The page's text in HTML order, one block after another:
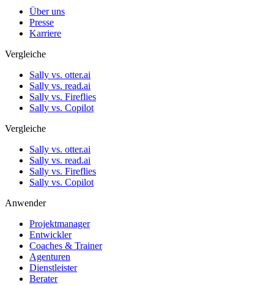
Über uns
Presse
Karriere
Vergleiche
Sally vs. otter.ai
Sally vs. read.ai
Sally vs. Fireflies
Sally vs. Copilot
Vergleiche
Sally vs. otter.ai
Sally vs. read.ai
Sally vs. Fireflies
Sally vs. Copilot
Anwender
Projektmanager
Entwickler
Coaches & Trainer
Agenturen
Dienstleister
Berater